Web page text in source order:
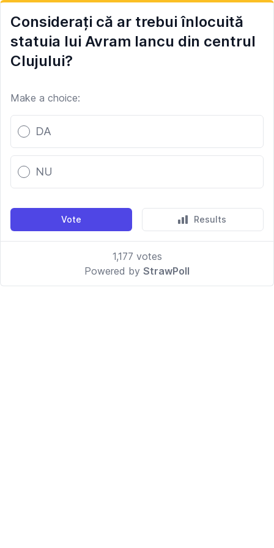
Considerați că ar trebui înlocuită
statuia lui Avram Iancu din centrul
Clujului?
Make a choice:
Poll options
DA
NU
Vote Results
1,177 votes
Powered by StrawPoll